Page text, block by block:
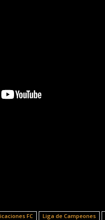
FC Liga de Campeones